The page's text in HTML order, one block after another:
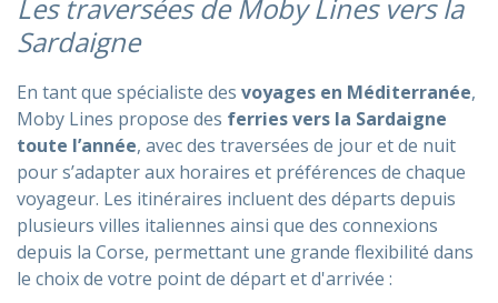
Les traversées de Moby Lines vers la
Sardaigne
En tant que spécialiste des voyages en Méditerranée,
Moby Lines propose des ferries vers la Sardaigne
toute l’année, avec des traversées de jour et de nuit
pour s’adapter aux horaires et préférences de chaque
voyageur. Les itinéraires incluent des départs depuis
plusieurs villes italiennes ainsi que des connexions
depuis la Corse, permettant une grande flexibilité dans
le choix de votre point de départ et d'arrivée :